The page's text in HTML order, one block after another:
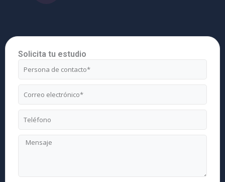
Solicita tu estudio
Nombre
Correo
electrónico
Teléfono
Mensaje